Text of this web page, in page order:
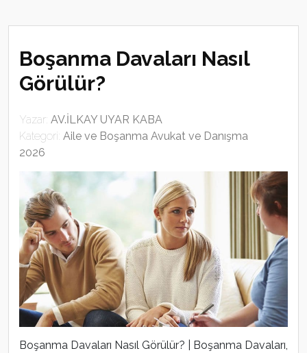
Boşanma Davaları Nasıl
Görülür?
Yazar: AV.İLKAY UYAR KABA
Kategori: Aile ve Boşanma Avukat ve Danışma
2026
Boşanma Davaları Nasıl Görülür? | Boşanma Davaları,